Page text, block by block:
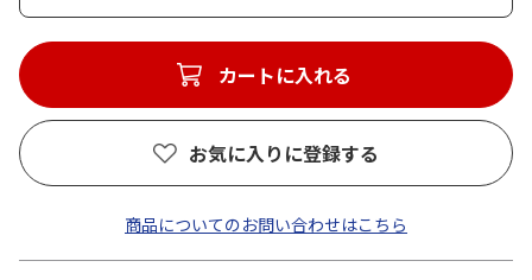
カートに入れる
お気に入りに登録する
商品についてのお問い合わせはこちら